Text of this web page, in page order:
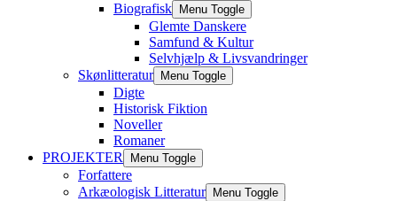
Biografisk
Menu Toggle
Glemte Danskere
Samfund & Kultur
Selvhjælp & Livsvandringer
Skønlitteratur
Menu Toggle
Digte
Historisk Fiktion
Noveller
Romaner
PROJEKTER
Menu Toggle
Forfattere
Arkæologisk Litteratur
Menu Toggle